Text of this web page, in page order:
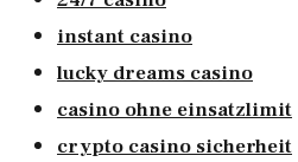
instant casino
lucky dreams casino
casino ohne einsatzlimit
crypto casino sicherheit